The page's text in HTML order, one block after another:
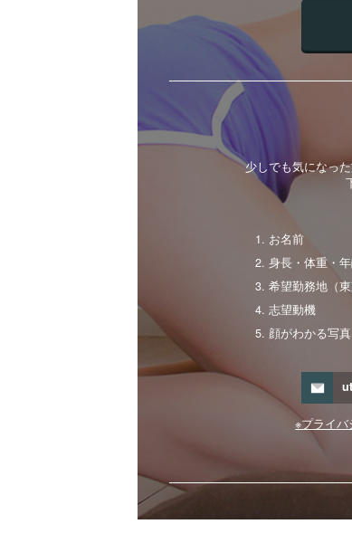
少しでも気になっ
お名前
身長・体重・
希望勤務地（
志望動機
顔がわかる写真
※プライバ